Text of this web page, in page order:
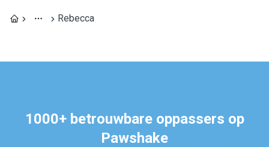
Rebecca
1000+ betrouwbare oppassers op
Pawshake